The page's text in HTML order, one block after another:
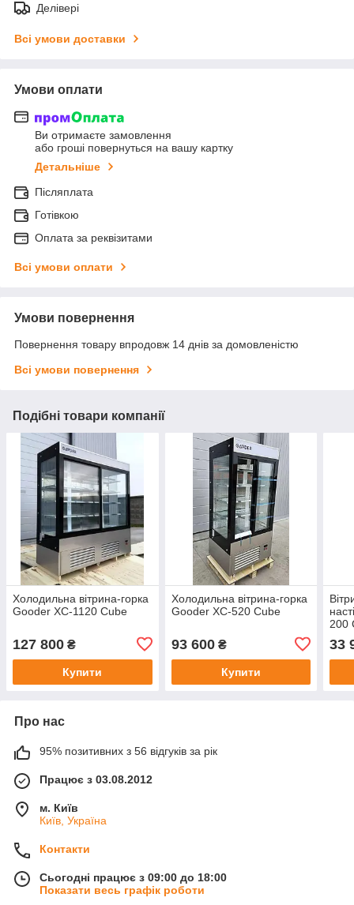
Делівері
Всі умови доставки
Умови оплати
Ви отримаєте замовлення
або гроші повернуться на вашу картку
Детальніше
Післяплата
Готівкою
Оплата за реквізитами
Всі умови оплати
Умови повернення
Повернення товару впродовж 14 днів за домовленістю
Всі умови повернення
Подібні товари компанії
Холодильна вітрина-горка
Gooder XC-1120 Cube
127 800 ₴
Купити
Холодильна вітрина-горка
Gooder XC-520 Cube
93 600₴
Купити
200
33
Про нас
95% позитивних з 56 відгуків за рік
Працює з 03.08.2012
м. Київ
Київ, Україна
Контакти
Сьогодні працює з 09:00 до 18:00
Показати весь графік роботи